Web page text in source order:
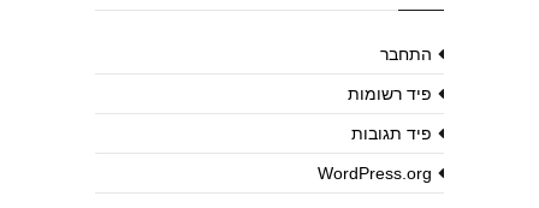
התחבר
פיד רשומות
פיד תגובות
WordPress.org